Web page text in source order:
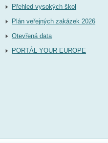
Přehled vysokých škol
Plán veřejných zakázek 2026
Otevřená data
PORTÁL YOUR EUROPE